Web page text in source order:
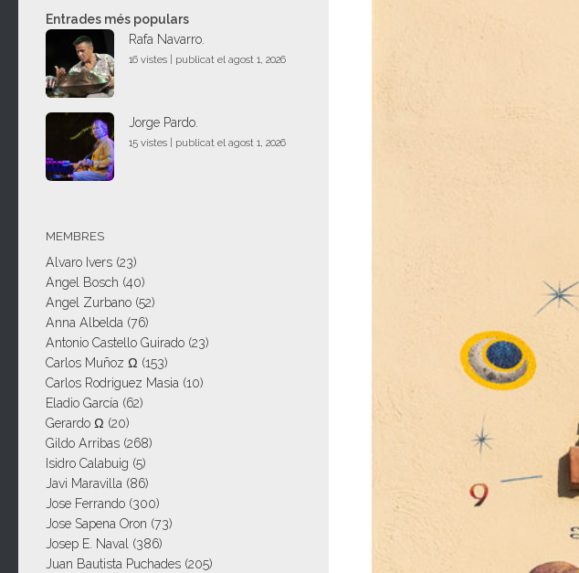
Entrades més populars
Rafa Navarro.
16 vistes publicat el agost 1, 2026
Jorge Pardo.
15 vistes publicat el agost 1, 2026
MEMBRES
Alvaro Ivers (23)
Angel Bosch (40)
Angel Zurbano (52)
Anna Albelda (76)
Antonio Castello Guirado (23)
Carlos Muñoz Ω (153)
Carlos Rodriguez Masia (10)
Eladio García (62)
Gerardo Ω (20)
Gildo Arribas (268)
Isidro Calabuig (5)
Javi Maravilla (86)
Jose Ferrando (300)
Jose Sapena Oron (73)
Josep E. Naval (386)
Juan Bautista Puchades (205)